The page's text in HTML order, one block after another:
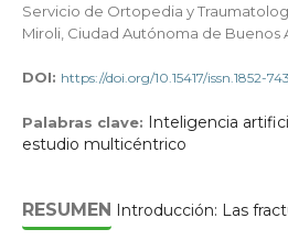
Servicio de Ortopedia y
Miroli, Ciudad Autónoma de Buenos
DOI: https://doi.org/10.15417/issn.1852-
Palabras clave: Inteligencia
estudio multicéntrico
RESUMEN Introducción: Las